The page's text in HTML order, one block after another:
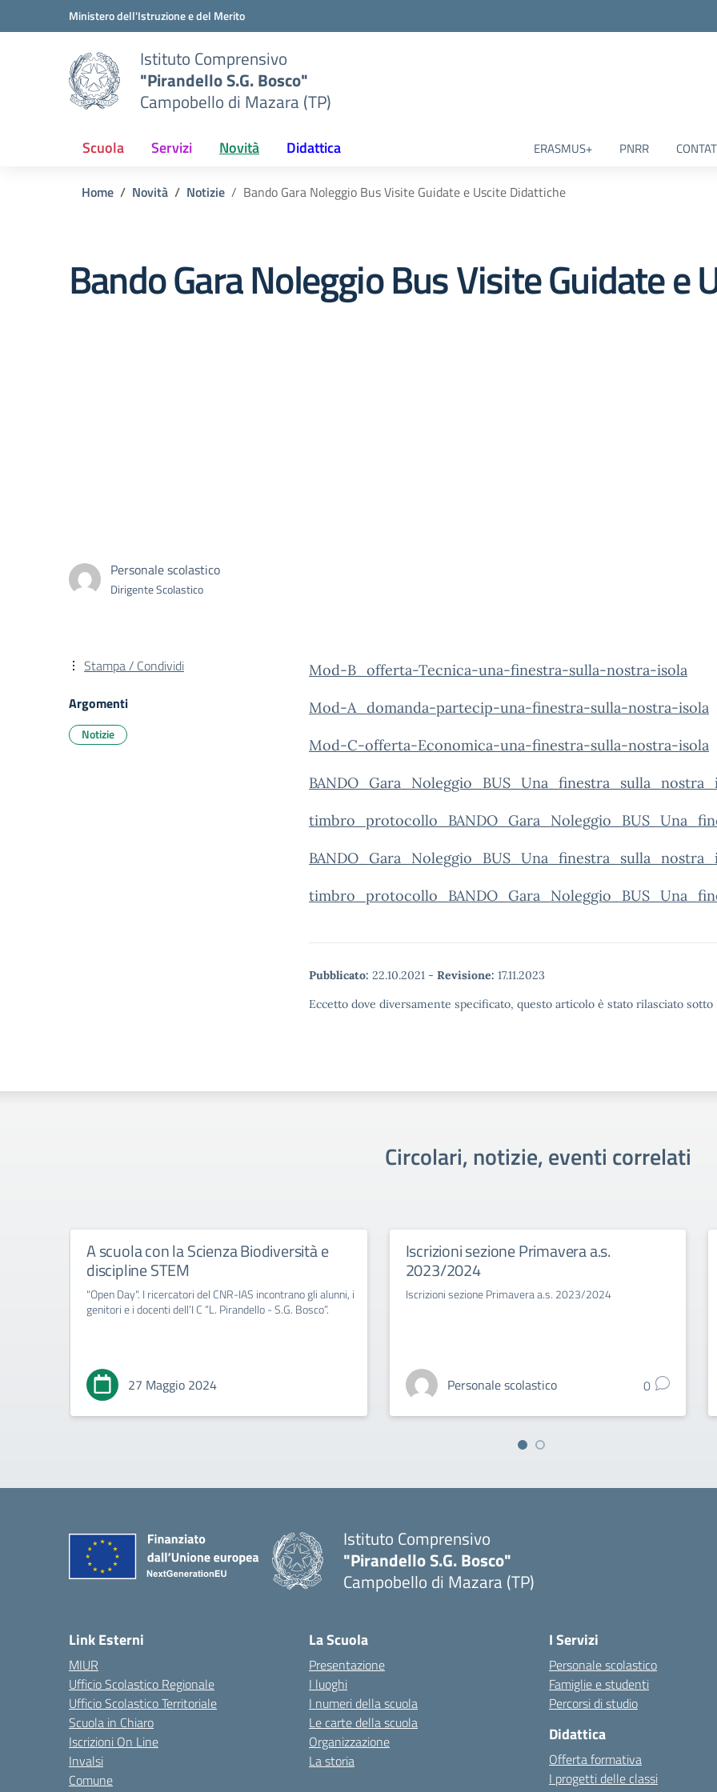
Vai ai contenuti
Vai al menu di navigazioneMinistero dell'Istruzione e del Merito
Istituto Comprensivo
"Pirandello S.G. Bosco"
Campobello di Mazara (TP)
Scuola Servizi Novità Didattica ERASMUS+ PNRR
Home Novità Notizie Bando Gara Noleggio Bus Visite Guidate e Uscite Didattiche
Bando Gara Noleggio Bus Visite Guidate e
Personale scolastico
Dirigente Scolastico
Mod-B_offerta-Tecnica-una-finestra-sulla-nostra-isola
Mod-A_domanda-partecip-una-finestra-sulla-nostra-isola
Mod-C-offerta-Economica-una-finestra-sulla-nostra-isola
Pubblicato: 22.10.2021 - Revisione: 17.11.2023
Eccetto dove diversamente specificato, questo articolo è stato rilasciato
Stampa / Condividi
Argomenti
Notizie
Circolari, notizie, eventi correlati
A scuola con la Scienza Biodiversità e
discipline STEM
"Open Day". I ricercatori del CNR-IAS incontrano gli alunni, i
genitori e i docenti dell’I C “L. Pirandello - S.G. Bosco”.
27 Maggio 2024
Iscrizioni sezione Primavera a.s.
2023/2024
Iscrizioni sezione Primavera a.s. 2023/2024
Personale scolastico 0
Istituto Comprensivo
"Pirandello S.G. Bosco"
Campobello di Mazara (TP)
Link Esterni
MIUR
Ufficio Scolastico Regionale
Ufficio Scolastico Territoriale
Scuola in Chiaro
Iscrizioni On Line
Invalsi
Comune
La Scuola
Presentazione
I luoghi
I numeri della scuola
Le carte della scuola
Organizzazione
La storia
I Servizi
Personale scolastico
Famiglie e studenti
Percorsi di studio
Didattica
Offerta formativa
I progetti delle classi